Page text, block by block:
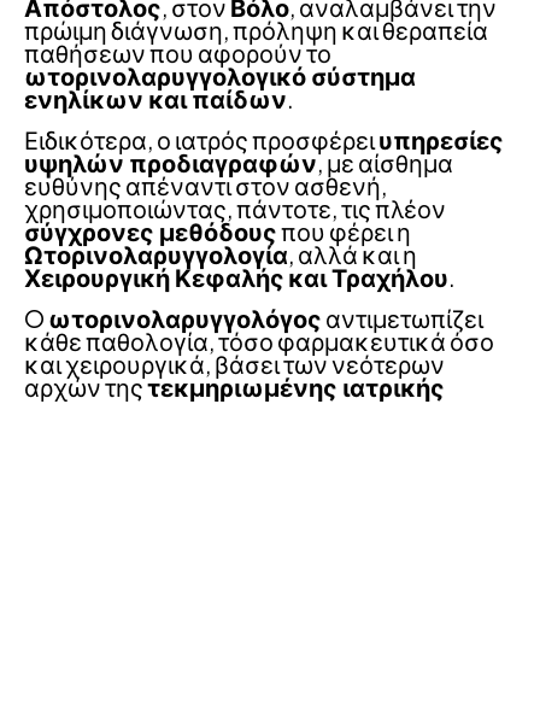
Απόστολος, στον Βόλο, αναλαμβάνει την
πρώιμη διάγνωση, πρόληψη και θεραπεία
παθήσεων που αφορούν το
ωτορινολαρυγγολογικό σύστημα
ενηλίκων και παίδων.
Ειδικότερα, ο ιατρός προσφέρειυπηρεσίες
υψηλών προδιαγραφών, με αίσθημα
ευθύνης απέναντι στον ασθενή,
χρησιμοποιώντας, πάντοτε, τις πλέον
σύγχρονες μεθόδουςπου φέρει η
Ωτορινολαρυγγολογία, αλλά και η
Χειρουργική Κεφαλής και Τραχήλου.
O ωτορινολαρυγγολόγος αντιμετωπίζει
κάθε παθολογία, τόσο φαρμακευτικά όσο
και χειρουργικά, βάσει των νεότερων
αρχών τηςτεκμηριωμένης ιατρικής
(evidence based medicine).